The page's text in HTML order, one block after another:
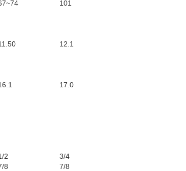
101
12.1
17.0
2
3/4
8 7/8